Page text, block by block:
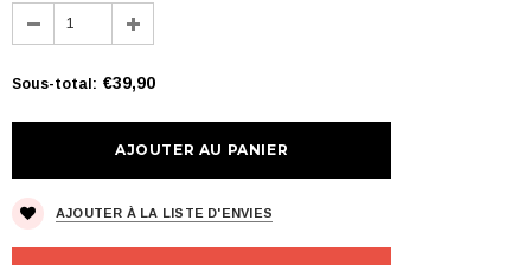
Sous-total : €39,90
AJOUTER À LA LISTE D'ENVIES